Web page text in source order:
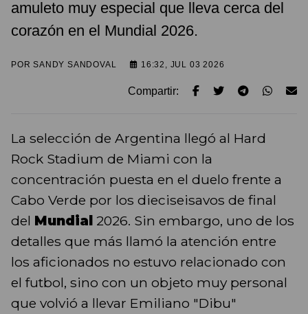
amuleto muy especial que lleva cerca del
corazón en el Mundial 2026.
PORSANDY SANDOVAL 16:32, JUL 03 2026
Compartir:
La selección de Argentina llegó al Hard
Rock Stadium de Miami con la
concentración puesta en el duelo frente a
Cabo Verde por los dieciseisavos de final
del Mundial 2026. Sin embargo, uno de los
detalles que más llamó la atención entre
los aficionados no estuvo relacionado con
el futbol, sino con un objeto muy personal
que volvió a llevar Emiliano "Dibu"